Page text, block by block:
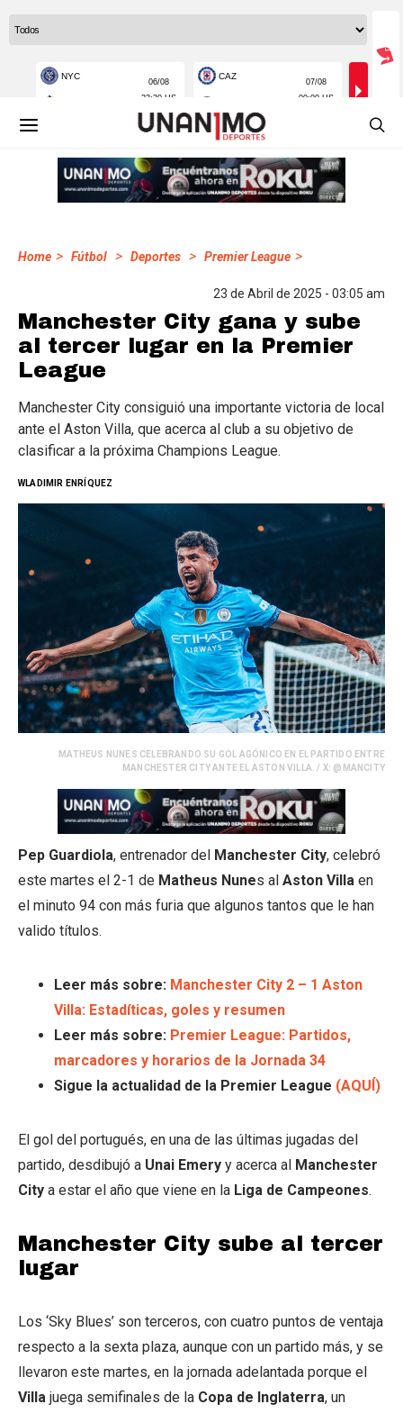
Home > Fútbol > Deportes > Premier League >
23 de Abril de 2025 - 03:05 am
Manchester City gana y sube
al tercer lugar en la Premier
League
Manchester City consiguió una importante victoria de local
ante el Aston Villa, que acerca al club a su objetivo de
clasificar a la próxima Champions League.
WLADIMIR ENRÍQUEZ
MATHEUS NUNES CELEBRANDO SU GOL AGÓNICO EN EL PARTIDO ENTRE
MANCHESTER CITY ANTE EL ASTON VILLA. / X: @MANCITY
Pep Guardiola, entrenador del Manchester City, celebró
este martes el 2-1 de Matheus Nunes al Aston Villa en
el minuto 94 con más furia que algunos tantos que le han
valido títulos.
Leer más sobre: Manchester City 2 – 1 Aston
Villa: Estadíticas, goles y resumen
Leer más sobre: Premier League: Partidos,
marcadores y horarios de la Jornada 34
Sigue la actualidad de la Premier League (AQUÍ)
El gol del portugués, en una de las últimas jugadas del
partido, desdibujó a Unai Emery y acerca al Manchester
City a estar el año que viene en la Liga de Campeones.
Manchester City sube al tercer
lugar
Los ‘Sky Blues’ son terceros, con cuatro puntos de ventaja
respecto a la sexta plaza, aunque con un partido más, y se
llevaron este martes, en la jornada adelantada porque el
Villa juega semifinales de la Copa de Inglaterra, un